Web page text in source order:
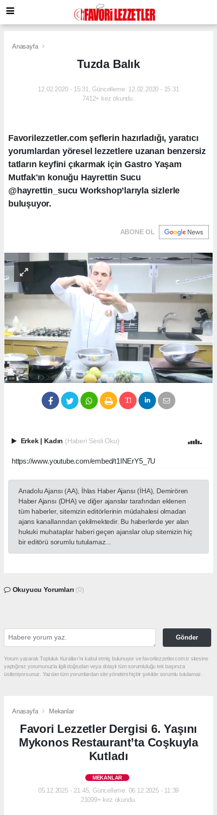
Anasayfa
Tuzda Balık
12.02.2020 - 15:31, Güncelleme: 12.02.2020 - 15:31
7412+ kez okundu.
Favorilezzetler.com şeflerin hazırladığı, yaratıcı
yorumlardan yöresel lezzetlere uzanan benzersiz
tatların keyfini çıkarmak için Gastro Yaşam
Mutfak'ın konuğu Hayrettin Sucu
@hayrettin_sucu Workshop’larıyla sizlerle
buluşuyor.
ABONE OL
Erkek Kadın (Haberi Sesli Oku)
https://www.youtube.com/embed/t1INErY5_7U
Anadolu Ajansı (AA), İhlas Haber Ajansı (İHA), Demirören
Haber Ajansı (DHA) ve diğer ajanslar tarafından eklenen
tüm haberler, sitemizin editörlerinin müdahalesi olmadan
ajans kanallarından çekilmektedir. Bu haberlerde yer alan
hukuki muhataplar haberi geçen ajanslar olup sitemizin hiç
bir editörü sorumlu tutulamaz...
Okuyucu Yorumları (0)
Gönder
Yorum yazarak Topluluk Kuralları’nı kabul etmiş bulunuyor ve favorilezzetler.com.tr sitesine
yaptığınız yorumunuzla ilgili doğrudan veya dolaylı tüm sorumluluğu tek başınıza
üstleniyorsunuz. Yazılan tüm yorumlardan site yönetimi hiçbir şekilde sorumlu tutulamaz.
Anasayfa Mekanlar
Favori Lezzetler Dergisi 6. Yaşını
Mykonos Restaurant’ta Coşkuyla
Kutladı
MEKANLAR
05.12.2025 - 21:45, Güncelleme: 06.12.2025 - 11:39
21099+ kez okundu.